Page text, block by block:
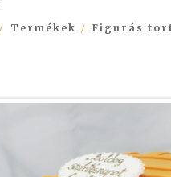
Termékek Figurás